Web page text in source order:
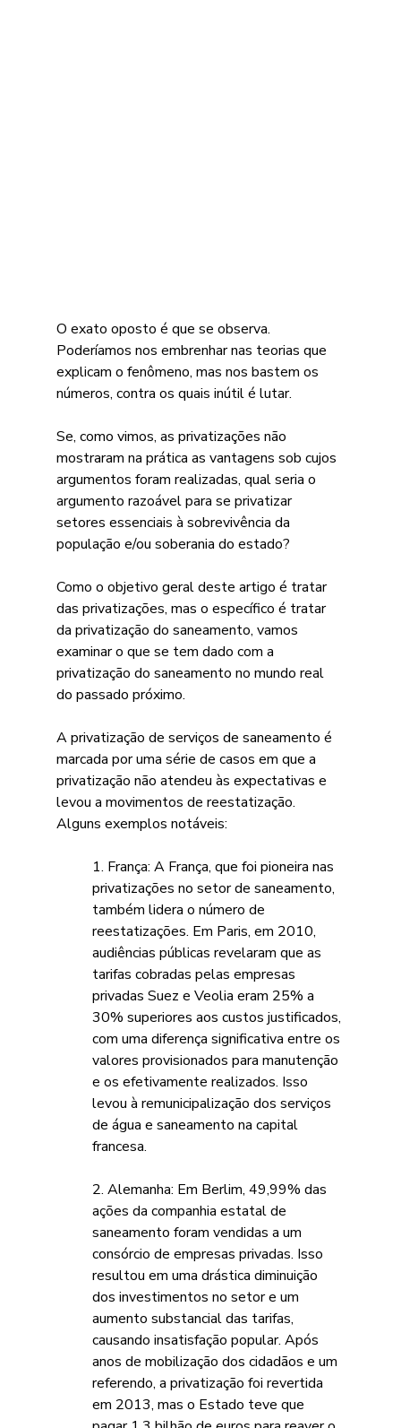
O exato oposto é que se observa.
Poderíamos nos embrenhar nas teorias que
explicam o fenômeno, mas nos bastem os
números, contra os quais inútil é lutar.
Se, como vimos, as privatizações não
mostraram na prática as vantagens sob cujos
argumentos foram realizadas, qual seria o
argumento razoável para se privatizar
setores essenciais à sobrevivência da
população e/ou soberania do estado?
Como o objetivo geral deste artigo é tratar
das privatizações, mas o específico é tratar
da privatização do saneamento, vamos
examinar o que se tem dado com a
privatização do saneamento no mundo real
do passado próximo.
A privatização de serviços de saneamento é
marcada por uma série de casos em que a
privatização não atendeu às expectativas e
levou a movimentos de reestatização.
Alguns exemplos notáveis:
1. França: A França, que foi pioneira nas
privatizações no setor de saneamento,
também lidera o número de
reestatizações. Em Paris, em 2010,
audiências públicas revelaram que as
tarifas cobradas pelas empresas
privadas Suez e Veolia eram 25% a
30% superiores aos custos justificados,
com uma diferença significativa entre os
valores provisionados para manutenção
e os efetivamente realizados. Isso
levou à remunicipalização dos serviços
de água e saneamento na capital
francesa.
2. Alemanha: Em Berlim, 49,99% das
ações da companhia estatal de
saneamento foram vendidas a um
consórcio de empresas privadas. Isso
resultou em uma drástica diminuição
dos investimentos no setor e um
aumento substancial das tarifas,
causando insatisfação popular. Após
anos de mobilização dos cidadãos e um
referendo, a privatização foi revertida
em 2013, mas o Estado teve que